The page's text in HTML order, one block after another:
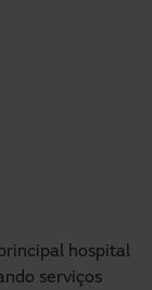
hospital
serviços